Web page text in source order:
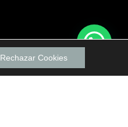
Rechazar Cookies